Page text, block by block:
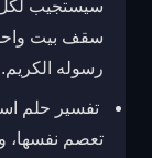
سيستجيب لكل
سقف بيت
رسوله الكريم.
تفسير حلم
تعصم نفسها،